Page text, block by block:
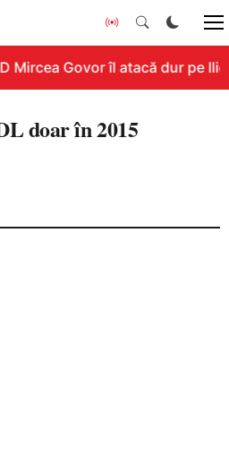
Mircea Govor îl atacă dur pe
doar în 2015